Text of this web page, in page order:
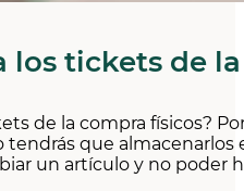
los tickets de
de la compra físicos?
que almacenarlos
un artículo y no poder